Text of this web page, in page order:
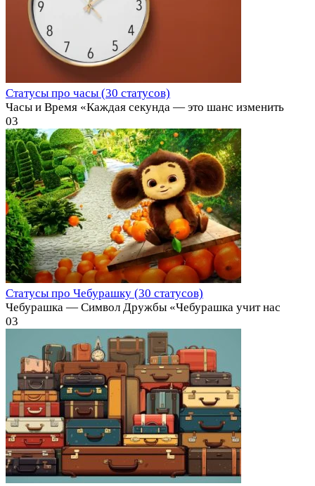
Статусы про часы (30 статусов)
Часы и Время «Каждая секунда — это шанс изменить
03
Статусы про Чебурашку (30 статусов)
Чебурашка — Символ Дружбы «Чебурашка учит нас
03